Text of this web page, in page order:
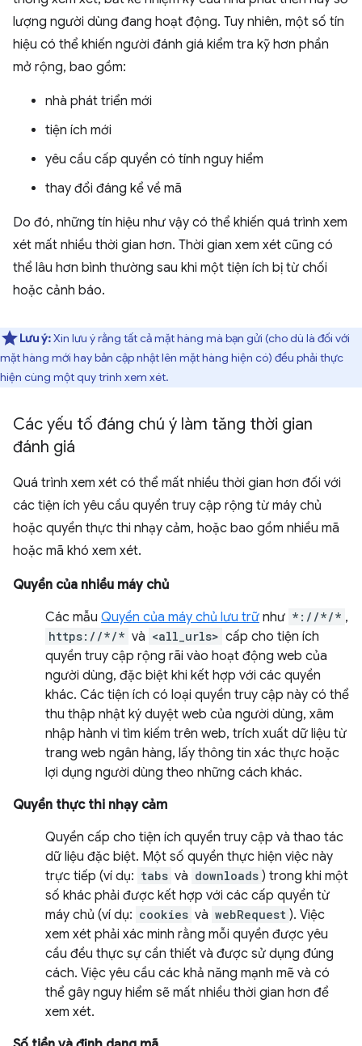
lượng người dùng đang hoạt động. Tuy nhiên, một số tín
hiệu có thể khiến người đánh giá kiểm tra kỹ hơn phần
mở rộng, bao gồm:
nhà phát triển mới
tiện ích mới
yêu cầu cấp quyền có tính nguy hiểm
thay đổi đáng kể về mã
Do đó, những tín hiệu như vậy có thể khiến quá trình xem
xét mất nhiều thời gian hơn. Thời gian xem xét cũng có
thể lâu hơn bình thường sau khi một tiện ích bị từ chối
hoặc cảnh báo.
Lưu ý:Xin lưu ý rằng tất cả mặt hàng mà bạn gửi (cho dù là đối với
mặt hàng mới hay bản cập nhật lên mặt hàng hiện có) đều phải thực
hiện cùng một quy trình xem xét.
Các yếu tố đáng chú ý làm tăng thời gian
đánh giá
Quá trình xem xét có thể mất nhiều thời gian hơn đối với
các tiện ích yêu cầu quyền truy cập rộng từ máy chủ
hoặc quyền thực thi nhạy cảm, hoặc bao gồm nhiều mã
hoặc mã khó xem xét.
Quyền của nhiều máy chủ
Các mẫu Quyền của máy chủ lưu trữ như *://*/* ,
https://*/* và <all_urls> cấp cho tiện ích
quyền truy cập rộng rãi vào hoạt động web của
người dùng, đặc biệt khi kết hợp với các quyền
khác. Các tiện ích có loại quyền truy cập này có thể
thu thập nhật ký duyệt web của người dùng, xâm
nhập hành vi tìm kiếm trên web, trích xuất dữ liệu từ
trang web ngân hàng, lấy thông tin xác thực hoặc
lợi dụng người dùng theo những cách khác.
Quyền thực thi nhạy cảm
Quyền cấp cho tiện ích quyền truy cập và thao tác
dữ liệu đặc biệt. Một số quyền thực hiện việc này
trực tiếp (ví dụ: tabs và downloads ) trong khi một
số khác phải được kết hợp với các cấp quyền từ
máy chủ (ví dụ: cookies và webRequest ). Việc
xem xét phải xác minh rằng mỗi quyền được yêu
cầu đều thực sự cần thiết và được sử dụng đúng
cách. Việc yêu cầu các khả năng mạnh mẽ và có
thể gây nguy hiểm sẽ mất nhiều thời gian hơn để
xem xét.